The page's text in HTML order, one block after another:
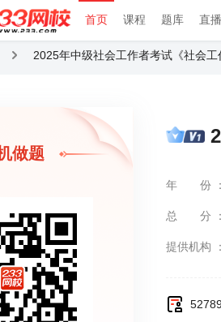
首页 课程 题库 直
2025年中级社会工作者考试《社会
做题
年份
总分
提供机构